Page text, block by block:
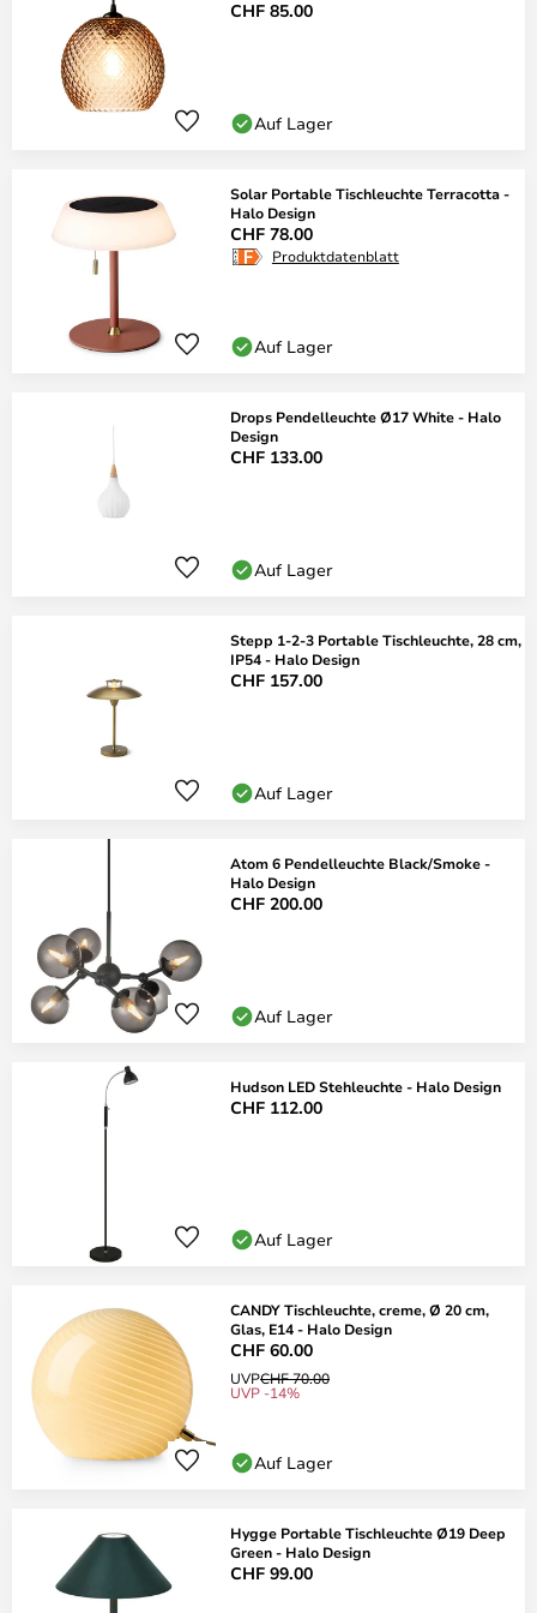
CHF 85.00
Auf Lager
Solar Portable Tischleuchte Terracotta -
Halo Design
CHF 78.00
Produktdatenblatt
Auf Lager
Drops Pendelleuchte Ø17 White - Halo
Design
CHF 133.00
Auf Lager
Stepp 1-2-3 Portable Tischleuchte, 28 cm,
IP54 - Halo Design
CHF 157.00
Auf Lager
Atom 6 Pendelleuchte Black/Smoke -
Halo Design
CHF 200.00
Auf Lager
Hudson LED Stehleuchte - Halo Design
CHF 112.00
Auf Lager
CANDY Tischleuchte, creme, Ø 20 cm,
Glas, E14 - Halo Design
CHF 60.00
UVPCHF 70.00
UVP -14%
Auf Lager
Hygge Portable Tischleuchte Ø19 Deep
Green - Halo Design
CHF 99.00